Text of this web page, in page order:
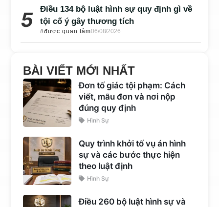
Điều 134 bộ luật hình sự quy định gì về
tội cố ý gây thương tích
#được quan tâm06/08/2026
BÀI VIẾT MỚI NHẤT
Đơn tố giác tội phạm: Cách
viết, mẫu đơn và nơi nộp
đúng quy định
Hình Sự
Quy trình khởi tố vụ án hình
sự và các bước thực hiện
theo luật định
Hình Sự
Điều 260 bộ luật hình sự và